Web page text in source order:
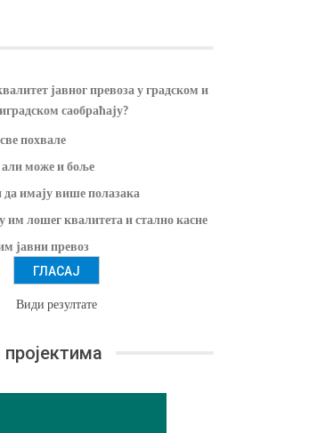
јавног превоза у градском и
саобраћају?
похвале
може и боље
да имају више полазака
им лошег квалитета и стално касне
јавни превоз
Види резултате